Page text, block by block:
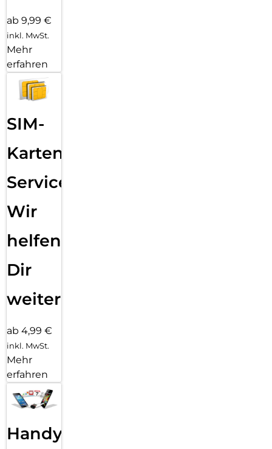
ab 9,99 €
inkl. MwSt.
Mehr
erfahren
SIM-
Karten
Service:
Wir
helfen
Dir
weiter
ab 4,99 €
inkl. MwSt.
Mehr
erfahren
Handy